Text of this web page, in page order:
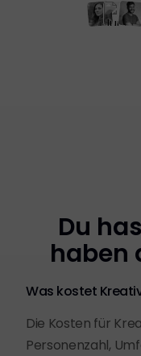
Du
haben
Was kostet
Die Kosten für
Personenzahl,